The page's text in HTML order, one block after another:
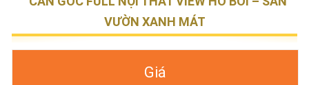
VƯỜN XANH MÁT
Giá